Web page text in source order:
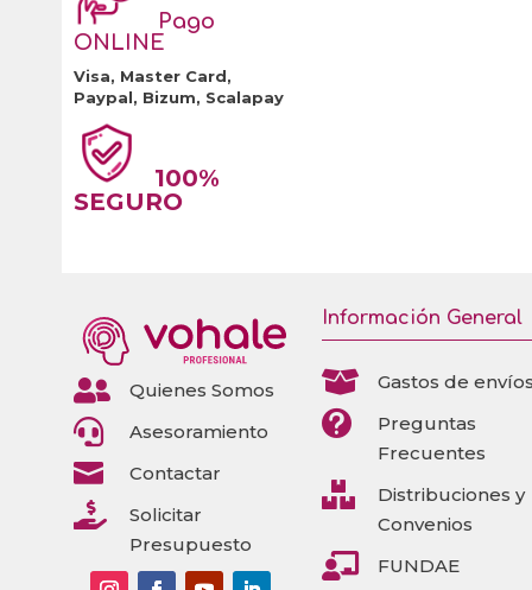
Pago
ONLINE
Visa, Master Card,
Paypal, Bizum, Scalapay
100%
SEGURO
 Quienes Somos
 Asesoramiento
 Contactar

Solicitar
Presupuesto
Información General
 Gastos de

Preguntas
Frecuentes

Distribuciones y
Convenios
 FUNDAE